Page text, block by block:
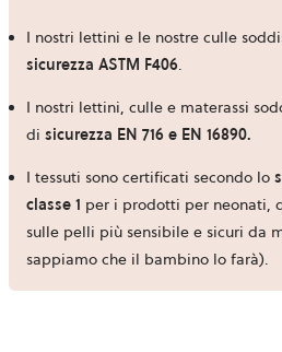
I nostri lettini e le nostre culle
sicurezza ASTM F406.
I nostri lettini, culle e materassi
di sicurezza EN 716 e EN 16890.
I tessuti sono certificati secondo lo
classe 1 per i prodotti per neonati,
sulle pelli più sensibile e sicuri da
sappiamo che il bambino lo farà).